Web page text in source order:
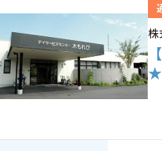
株
★